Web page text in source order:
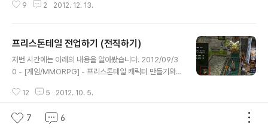
05/02 - [게임/MMORPG] - 액션이 화려함으로 오랫동
니다.카발2 초반 플레이와 여러가지 부분을 소개 하고요!!
대규모 업데이트 부분도 소개 할까 합니다. 카발2는 화려
한 액션을 기본으로 하며 거대한 규모의 맵과 필드 구성을
반에 플레이 되는 오프닝 동영상입니다. 워리어는 전사형
캐릭터이며 공격형 전사를 생각 하시면 됩니다. 자세한 부
분은 위의 스크린 샷..
9 2 2012. 12. 13.
프리스톤테일 전업하기 (전직하기)
저번 시간에는 아래의 내용을 알아봤습니다. 2012/09/3
0 - [게임/MMORPG] - 프리스톤테일 캐릭터 만들기와
톤테일 퀘스트와 기본조작방법 알아보기2012/10/02 -
기2012/10/03 - [게임/MMORPG] - 프리스톤테일 알
12 5 2012. 10. 5.
7 6